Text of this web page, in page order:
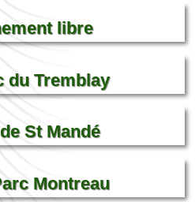
libre
du Tremblay
St Mandé
Montreau